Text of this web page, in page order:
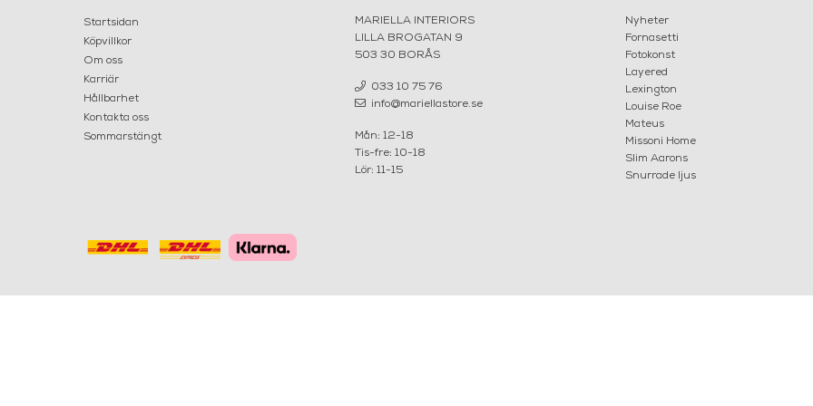
Startsidan
Köpvillkor
Om oss
Karriär
Hållbarhet
Kontakta oss
Sommarstängt
MARIELLA INTERIORS
LILLA BROGATAN 9
503 30 BORÅS
033 10 75 76
info@mariellastore.se
Mån: 12-18
Tis-fre: 10-18
Lör: 11-15
Nyheter
Fornasetti
Fotokonst
Layered
Lexington
Louise Roe
Mateus
Missoni Home
Slim Aarons
Snurrade ljus